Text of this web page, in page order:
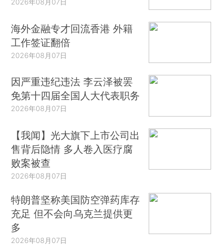
2026年08月07日
海外金融专才回流香港 外籍
工作签证翻倍
2026年08月07日
因严重违纪违法 李云泽被罢
免第十四届全国人大代表职务
2026年08月07日
【我闻】光大旗下上市公司出
售背后隐情 多人卷入医疗腐
败案被查
2026年08月07日
特朗普坚称美国防空弹药库存
充足 但不会向乌克兰提供更
多
2026年08月07日